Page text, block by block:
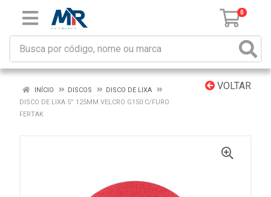
0
VOLTAR
INÍCIO DISCOS
DISCO DE LIXA
DISCO DE LIXA 5” 125MM VELCRO G150 C/FURO
FERTAK